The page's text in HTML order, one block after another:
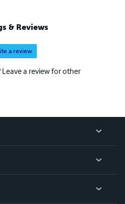
& Reviews
a review
a review for other